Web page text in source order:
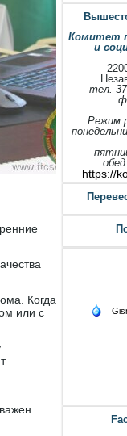
Когда
или с
Комитет
и
тел.
Режим
https://